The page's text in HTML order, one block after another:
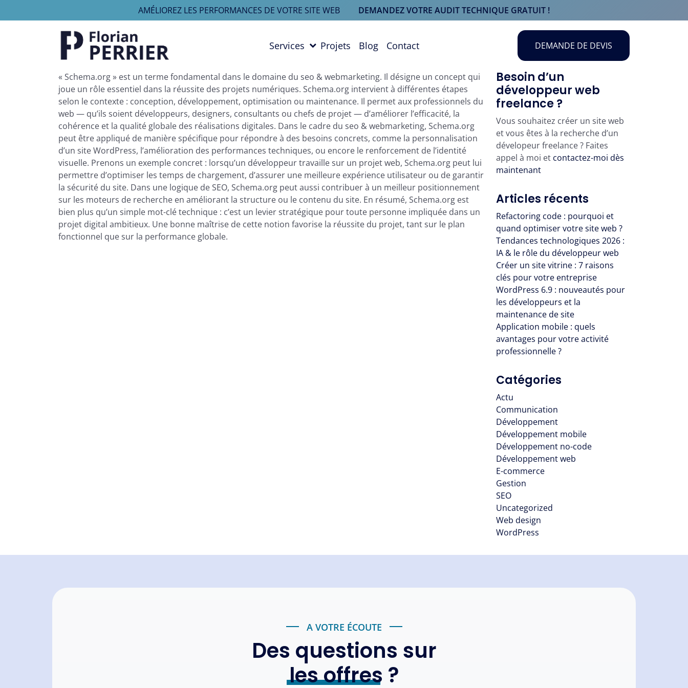
AMÉLIOREZ LES PERFORMANCES DE VOTRE SITE WEB
DEMANDEZ VOTRE AUDIT TECHNIQUE GRATUIT !
Navigation principale Services Projets Blog Contact DEMANDE DE DEVIS
« Schema.org » est un terme fondamental dans le domaine du seo & webmarketing. Il désigne un concept qui
joue un rôle essentiel dans la réussite des projets numériques. Schema.org intervient à différentes étapes
selon le contexte : conception, développement, optimisation ou maintenance. Il permet aux professionnels du
web — qu’ils soient développeurs, designers, consultants ou chefs de projet — d’améliorer l’efficacité, la
cohérence et la qualité globale des réalisations digitales. Dans le cadre du seo & webmarketing, Schema.org
peut être appliqué de manière spécifique pour répondre à des besoins concrets, comme la personnalisation
d’un site WordPress, l’amélioration des performances techniques, ou encore le renforcement de l’identité
visuelle. Prenons un exemple concret : lorsqu’un développeur travaille sur un projet web, Schema.org peut lui
permettre d’optimiser les temps de chargement, d’assurer une meilleure expérience utilisateur ou de garantir
la sécurité du site. Dans une logique de SEO, Schema.org peut aussi contribuer à un meilleur positionnement
sur les moteurs de recherche en améliorant la structure ou le contenu du site. En résumé, Schema.org est
bien plus qu’un simple mot-clé technique : c’est un levier stratégique pour toute personne impliquée dans un
projet digital ambitieux. Une bonne maîtrise de cette notion favorise la réussite du projet, tant sur le plan
fonctionnel que sur la performance globale.
Besoin d’un
développeur web
freelance ?
Vous souhaitez créer un site web
et vous êtes à la recherche d’un
dévelopeur freelance ? Faites
appel à moi et contactez-moi dès
maintenant
Articles récents
Refactoring code : pourquoi et
quand optimiser votre site web ?
Tendances technologiques 2026 :
IA & le rôle du développeur web
Créer un site vitrine : 7 raisons
clés pour votre entreprise
WordPress 6.9 : nouveautés pour
les développeurs et la
maintenance de site
Application mobile : quels
avantages pour votre activité
professionnelle ?
Catégories
Actu
Communication
Développement
Développement mobile
Développement no-code
Développement web
E-commerce
Gestion
SEO
Uncategorized
Web design
WordPress
A VOTRE ÉCOUTE
Des questions sur
les offres ?